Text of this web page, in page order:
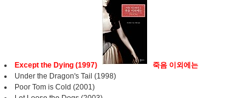
Except the Dying (1997)
죽음 이외에는
Under the Dragon's Tail (1998)
Poor Tom is Cold (2001)